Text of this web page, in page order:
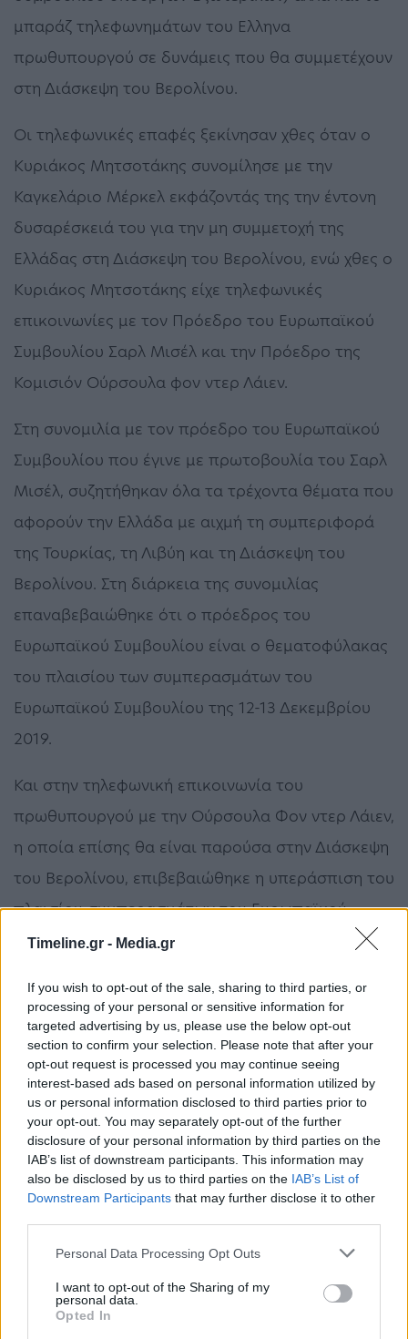
Timeline.gr - Media.gr
If you wish to opt-out of the sale, sharing to third parties, or
processing of your personal or sensitive information for
targeted advertising by us, please use the below opt-out
section to confirm your selection. Please note that after your
opt-out request is processed you may continue seeing
interest-based ads based on personal information utilized by
us or personal information disclosed to third parties prior to
your opt-out. You may separately opt-out of the further
disclosure of your personal information by third parties on the
IAB’s list of downstream participants. This information may
also be disclosed by us to third parties on the IAB’s List of
Downstream Participants that may further disclose it to other
Personal Data Processing Opt Outs
I want to opt-out of the Sharing of my
personal data.
Opted In
μπαράζ τηλεφωνημάτων του Ελληνα
πρωθυπουργού σε δυνάμεις που θα συμμετέχουν
στη Διάσκεψη του Βερολίνου.
Οι τηλεφωνικές επαφές ξεκίνησαν χθες όταν ο
Κυριάκος Μητσοτάκης συνομίλησε με την
Καγκελάριο Μέρκελ εκφάζοντάς της την έντονη
δυσαρέσκειά του για την μη συμμετοχή της
Ελλάδας στη Διάσκεψη του Βερολίνου, ενώ χθες ο
Κυριάκος Μητσοτάκης είχε τηλεφωνικές
επικοινωνίες με τον Πρόεδρο του Ευρωπαϊκού
Συμβουλίου Σαρλ Μισέλ και την Πρόεδρο της
Κομισιόν Ούρσουλα φον ντερ Λάιεν.
Στη συνομιλία με τον πρόεδρο του Ευρωπαϊκού
Συμβουλίου που έγινε με πρωτοβουλία του Σαρλ
Μισέλ, συζητήθηκαν όλα τα τρέχοντα θέματα που
αφορούν την Ελλάδα με αιχμή τη συμπεριφορά
της Τουρκίας, τη Λιβύη και τη Διάσκεψη του
Βερολίνου. Στη διάρκεια της συνομιλίας
επαναβεβαιώθηκε ότι ο πρόεδρος του
Ευρωπαϊκού Συμβουλίου είναι ο θεματοφύλακας
του πλαισίου των συμπερασμάτων του
Ευρωπαϊκού Συμβουλίου της 12-13 Δεκεμβρίου
2019.
Και στην τηλεφωνική επικοινωνία του
πρωθυπουργού με την Ούρσουλα Φον ντερ Λάιεν,
η οποία επίσης θα είναι παρούσα στην Διάσκεψη
του Βερολίνου, επιβεβαιώθηκε η υπεράσπιση του
πλαισίου συμπερασμάτων του Ευρωπαϊκού
Συμβουλίου και η έκφραση των θέσεων της
Ένωσης στη Διάσκεψη του Βερολίνου, που
διεξάγεται σήμερα.
Να σημειωθεί ότι την Πέμπτη το βράδυ, την ώρα
που έφθανε στην Αθήνα υπό άκρα μυστικότητα ο
Χαλίφα Χαφτάρ ο πρωθυπουργός έστελνε μήνυμα
με τηλεοπτική του συνέντευξη ότι η Ελλάδα θα
ασκήσει βέτο στην οποιαδήποτε απόφαση που
τόσο σε επίπεδο ΥΠΕΞ όσο και σε επίποδο
Συνόδου Κορυφής. «Η Ελλάδα σε επίπεδο
Συμβουλίου Κορυφής δεν πρόκειται ποτέ να